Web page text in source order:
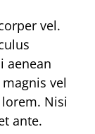
vel.
aenean
vel
Nisi
ante.